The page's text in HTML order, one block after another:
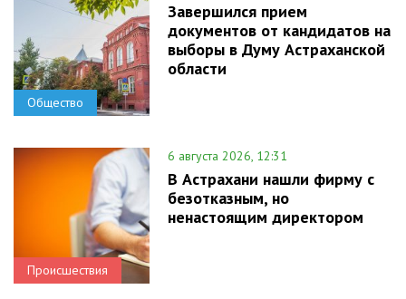
Общество
Завершился прием
документов от кандидатов на
выборы в Думу Астраханской
области
Происшествия
6 августа 2026, 12:31
В Астрахани нашли фирму с
безотказным, но
ненастоящим директором